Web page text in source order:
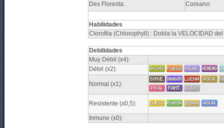
Dex Floresta:
Coreano:
Habilidades
Clorofila (Chlorophyll) : Dobla la VELOCIDAD
Debilidades
Muy Débil (x4):
Débil (x2):
Normal (x1):
Resistente (x0,5):
Inmune (x0):